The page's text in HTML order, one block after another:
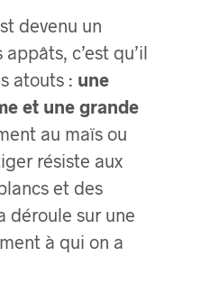
devenu un
c’est qu’il
atouts : une
et une grande
au maïs ou
résiste aux
et des
déroule sur une
à qui on a